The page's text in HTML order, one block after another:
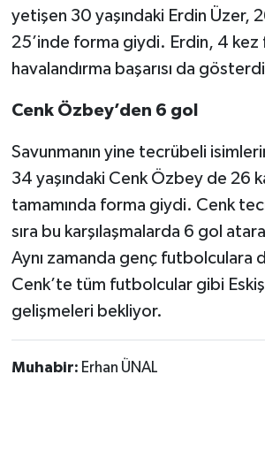
yetişen 30 yaşındaki Erdin Üzer,
25’inde forma giydi. Erdin, 4 kez
havalandırma başarısı da
Cenk Özbey’den 6 gol
Savunmanın yine tecrübeli
34 yaşındaki Cenk Özbey de 26
tamamında forma giydi. Cenk
sıra bu karşılaşmalarda 6 gol
Aynı zamanda genç futbolculara
Cenk’te tüm futbolcular gibi
gelişmeleri bekliyor.
Muhabir: Erhan ÜNAL